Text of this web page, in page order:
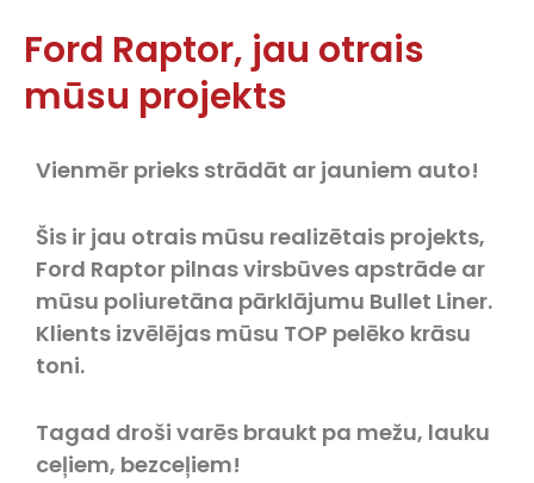
Ford Raptor, jau otrais
mūsu projekts
Vienmēr prieks strādāt ar jauniem auto!
Šis ir jau otrais mūsu realizētais projekts,
Ford Raptor pilnas virsbūves apstrāde ar
mūsu poliuretāna pārklājumu Bullet Liner.
Klients izvēlējas mūsu TOP pelēko krāsu
toni.
Tagad droši varēs braukt pa mežu, lauku
ceļiem, bezceļiem!